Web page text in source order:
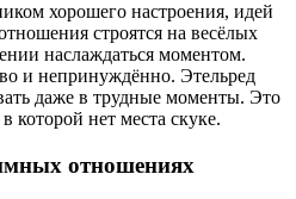
хорошего настроения, идей
строятся на весёлых
наслаждаться моментом.
и непринуждённо. Этельред
даже в трудные моменты. Это
которой нет места скуке.
отношениях